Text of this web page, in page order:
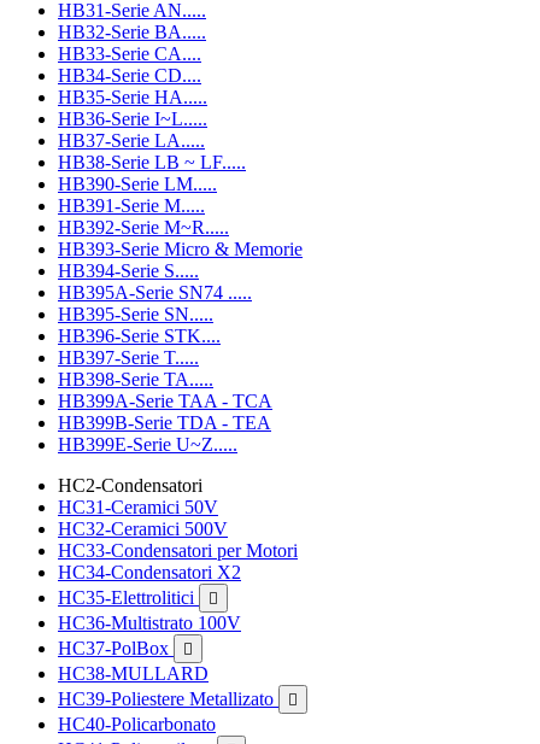
HB31-Serie AN.....
HB32-Serie BA.....
HB33-Serie CA....
HB34-Serie CD....
HB35-Serie HA.....
HB36-Serie I~L.....
HB37-Serie LA.....
HB38-Serie LB ~ LF.....
HB390-Serie LM.....
HB391-Serie M.....
HB392-Serie M~R.....
HB393-Serie Micro & Memorie
HB394-Serie S.....
HB395A-Serie SN74 .....
HB395-Serie SN.....
HB396-Serie STK....
HB397-Serie T.....
HB398-Serie TA.....
HB399A-Serie TAA - TCA
HB399B-Serie TDA - TEA
HB399E-Serie U~Z.....
HC2-Condensatori
HC31-Ceramici 50V
HC32-Ceramici 500V
HC33-Condensatori per Motori
HC34-Condensatori X2
HC35-Elettrolitici

HC36-Multistrato 100V
HC37-PolBox

HC38-MULLARD
HC39-Poliestere Metallizato

HC40-Policarbonato